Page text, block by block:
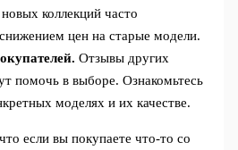
коллекций часто
цен на старые модели.
Отзывы других
помочь в выборе. Ознакомьтесь
моделях и их качестве.
если вы покупаете что-то со